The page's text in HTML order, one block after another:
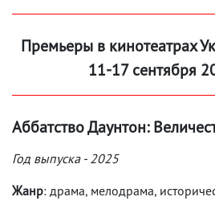
Премьеры в кинотеатрах
11-17 сентября
Аббатство Даунтон:
Год выпуска - 2025
Жанр: драма, мелодрама,